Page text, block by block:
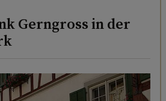
Gerngross in der